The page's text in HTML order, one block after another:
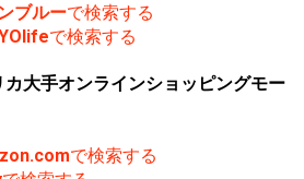
ブルーで検索する
で検索する
カ大手オンラインショッピングモー
で検索する